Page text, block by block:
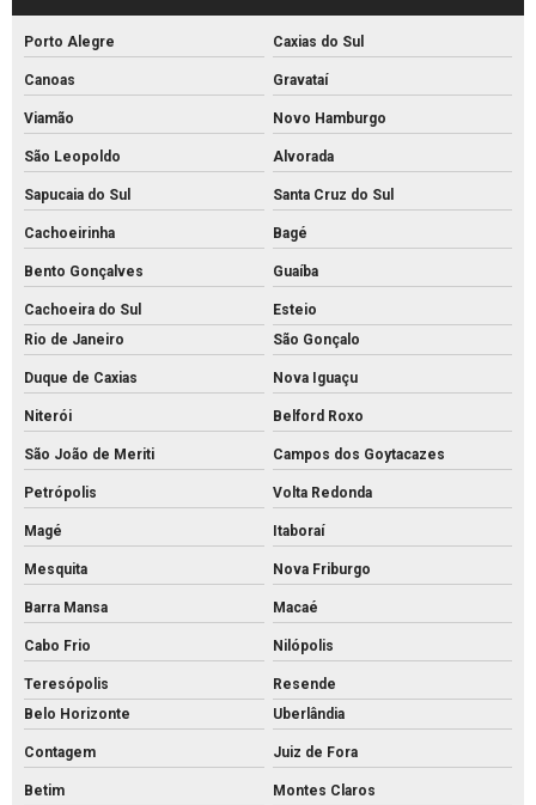
Fabrica de bloco intertravado
Fábrica de canos de concreto
Fábrica de meio fio de concreto
Fábrica de meio fio
Fábrica de mourão de concreto
Fábrica de palanque de concreto
Fabrica de piso intertravado
Fábrica piso tátil concreto
Fábrica de tijolos de cimento
Fábrica de tubo de concreto
Fabricante de piso intertravado
Grelha de concreto pré moldado preço
Grelha de concreto pré moldado
Grelha de concreto preço
Porto Alegre Caxias do Sul
Canoas Gravataí
Viamão Novo Hamburgo
São Leopoldo Alvorada
Sapucaia do Sul Santa Cruz do Sul
Cachoeirinha Bagé
Bento Gonçalves Guaíba
Cachoeira do Sul
Esteio
Rio de Janeiro
São Gonçalo
Duque de Caxias Nova Iguaçu
Niterói Belford Roxo
São João de Meriti Campos dos Goytacazes
Petrópolis Volta Redonda
Magé Itaboraí
Mesquita Nova Friburgo
Barra Mansa Macaé
Cabo Frio Nilópolis
Teresópolis
Resende
Belo Horizonte
Uberlândia
Contagem Juiz de Fora
Betim Montes Claros